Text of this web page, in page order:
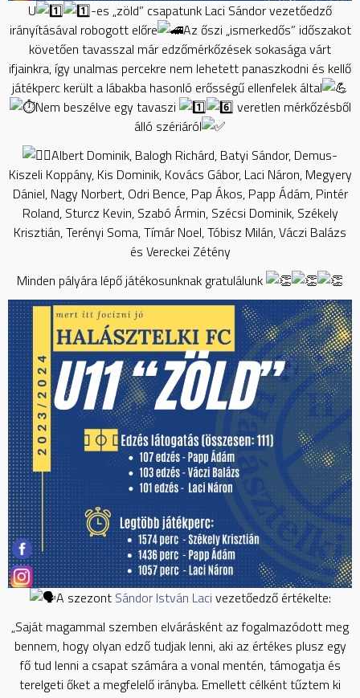
U
-es „zöld” csapatunk Laci Sándor vezetőedző
irányításával robogott előre
Az őszi „ismerkedős” időszakot
követően tavasszal már edzőmérkőzések sokasága várt
ifjainkra, így unalmas percekre nem lehetett panaszkodni és kellő
játékperc került a lábakba hasonló erősségű ellenfelek által
Nem beszélve egy tavaszi
veretlen mérkőzésből
álló szériáról
Albert Dominik, Balogh Richárd, Batyi Sándor, Demus-
Kiszeli Koppány, Kis Dominik, Kovács Gábor, Laci Náron, Megyery
Dániel, Nagy Norbert, Odri Bence, Pap Ákos, Papp Ádám, Pintér
Roland, Sturcz Kevin, Szabó Ármin, Szécsi Dominik, Székely
Krisztián, Terényi Soma, Tímár Noel, Tóbisz Milán, Váczi Balázs
és Vereckei Zétény
Minden pályára lépő játékosunknak gratulálunk
A szezont Sándor István Laci vezetőedző értékelte:
„Saját magammal szemben elvárásként az fogalmazódott meg
bennem, hogy olyan edző tudjak lenni, aki az értékes plusz egy
fő tud lenni a csapat számára a vonal mentén, támogatja és
terelgeti őket a megfelelő irányba. Emellett célként tűztem ki